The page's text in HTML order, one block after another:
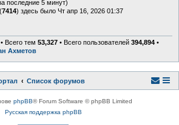
последние 5 минут)
7414) здесь было Чт апр 16, 2026 01:37
• Всего тем 53,327 • Всего пользователей 394,894 •
Ахметов
Список форумов
phpBB® Forum Software © phpBB Limited
Русская поддержка phpBB